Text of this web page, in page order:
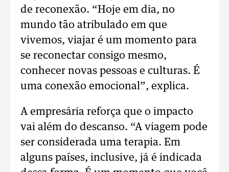
de reconexão. “Hoje em dia, no
mundo tão atribulado em que
vivemos, viajar é um momento para
se reconectar consigo mesmo,
conhecer novas pessoas e culturas. É
uma conexão emocional”, explica.
A empresária reforça que o impacto
vai além do descanso. “A viagem pode
ser considerada uma terapia. Em
alguns países, inclusive, já é indicada